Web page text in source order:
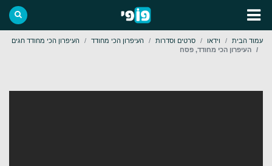
עמוד הבית וידאו סרטים וסדרות העיפרון הכי מחודד
העיפרון הכי מחודד חגים
העיפרון הכי מחודד, פסח